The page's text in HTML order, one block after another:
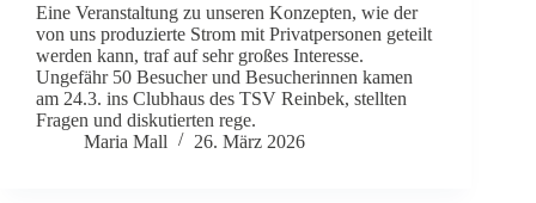
Eine Veranstaltung zu unseren Konzepten, wie der
von uns produzierte Strom mit Privatpersonen geteilt
werden kann, traf auf sehr großes Interesse.
Ungefähr 50 Besucher und Besucherinnen kamen
am 24.3. ins Clubhaus des TSV Reinbek, stellten
Fragen und diskutierten rege.
Maria Mall
26. März 2026